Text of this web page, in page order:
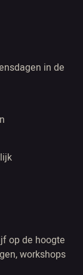
in de
op de hoogte
workshops